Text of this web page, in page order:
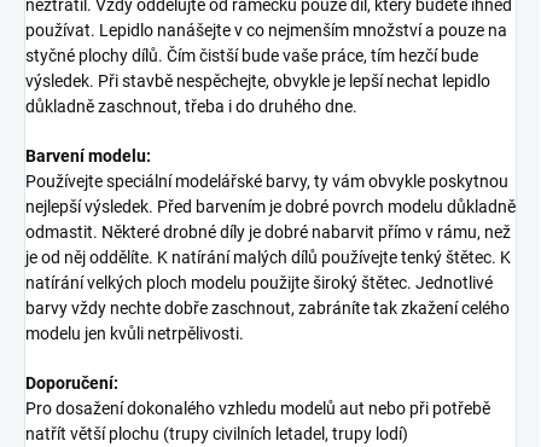
neztratil. Vždy oddělujte od rámečku pouze díl, který budete ihned
používat. Lepidlo nanášejte v co nejmenším množství a pouze na
styčné plochy dílů. Čím čistší bude vaše práce, tím hezčí bude
výsledek. Při stavbě nespěchejte, obvykle je lepší nechat lepidlo
důkladně zaschnout, třeba i do druhého dne.
Barvení modelu:
Používejte speciální modelářské barvy, ty vám obvykle poskytnou
nejlepší výsledek. Před barvením je dobré povrch modelu důkladně
odmastit. Některé drobné díly je dobré nabarvit přímo v rámu, než
je od něj oddělíte. K natírání malých dílů používejte tenký štětec. K
natírání velkých ploch modelu použijte široký štětec. Jednotlivé
barvy vždy nechte dobře zaschnout, zabráníte tak zkažení celého
modelu jen kvůli netrpělivosti.
Doporučení:
Pro dosažení dokonalého vzhledu modelů aut nebo při potřebě
natřít větší plochu (trupy civilních letadel, trupy lodí)